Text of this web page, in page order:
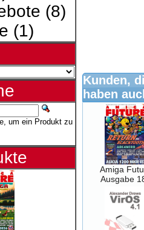
(8)
(1)
um ein Produkt zu
Kunden,
haben
Amiga
Ausgabe